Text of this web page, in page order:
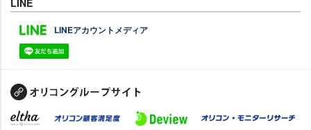
LINEアカウントメディア